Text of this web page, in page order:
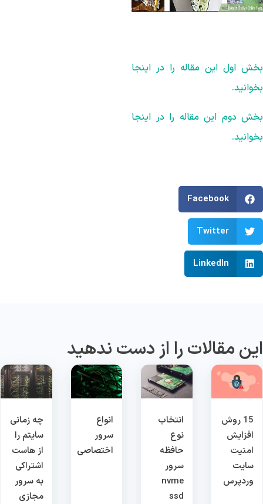
اول این مقاله را در اینجا
دوم این مقاله را در اینجا
Facebook
Twitter
LinkedIn
مقالات را از دست ندهید
15 روش
افزایش
امنیت
سایت
وردپرس
انتخاب
نوع
حافظه
سرور
nvme
ssd
انواع
سرور
اختصاصی
چه زمانی
سایتم را
از هاست
اشتراکی
به سرور
مجازی